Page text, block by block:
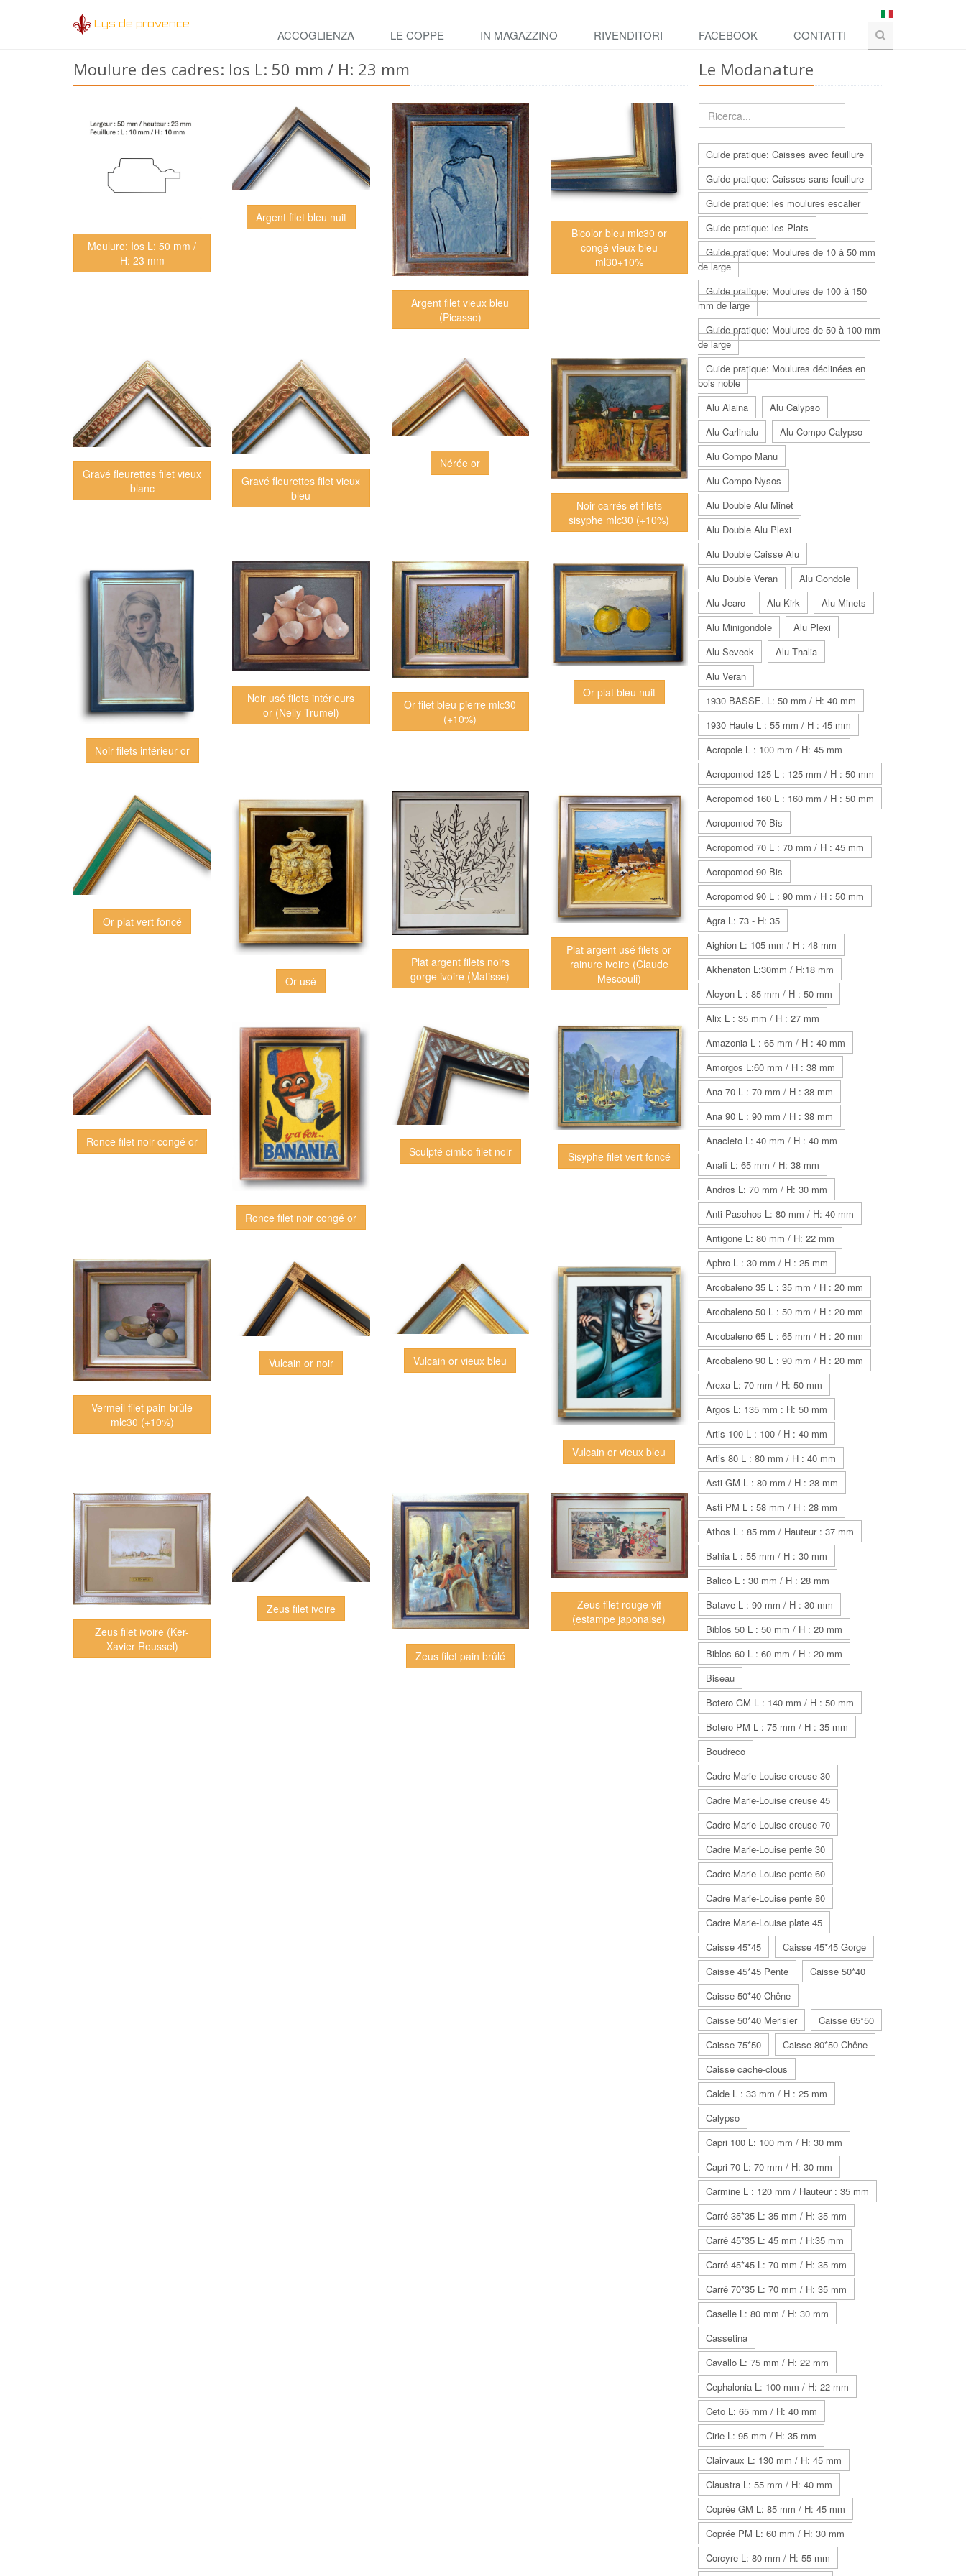
Lys de provence
ACCOGLIENZA LE COPPE IN MAGAZZINO RIVENDITORI FACEBOOK CONTATTI
Moulure des cadres: Ios L: 50 mm / H: 23 mm
Moulure: Ios L: 50 mm /
H: 23 mm
Argent filet bleu nuit
Argent filet vieux bleu
(Picasso)
Bicolor bleu mlc30 or
congé vieux bleu
ml30+10%
Gravé fleurettes filet vieux
blanc
Gravé fleurettes filet vieux
bleu
Nérée or
Noir carrés et filets
sisyphe mlc30 (+10%)
Noir filets intérieur or
Noir usé filets intérieurs
or (Nelly Trumel)
Or filet bleu pierre mlc30
(+10%)
Or plat bleu nuit
Or plat vert foncé
Or usé
Plat argent filets noirs
gorge ivoire (Matisse)
Plat argent usé filets or
rainure ivoire (Claude
Mescouli)
Ronce filet noir congé or
Ronce filet noir congé or
Sculpté cimbo filet noir Sisyphe filet vert foncé
Vermeil filet pain-brûlé
mlc30 (+10%)
Vulcain or noir Vulcain or vieux bleu
Vulcain or vieux bleu
Zeus filet ivoire (Ker-
Xavier Roussel)
Zeus filet ivoire
Zeus filet pain brûlé
Zeus filet rouge vif
(estampe japonaise)
Le Modanature
Guide pratique: Caisses avec feuillure
Guide pratique: Caisses sans feuillure
Guide pratique: les moulures escalier
Guide pratique: les Plats
Guide pratique: Moulures de 10 à 50 mm
de large
Guide pratique: Moulures de 100 à 150
mm de large
Guide pratique: Moulures de 50 à 100 mm
de large
Guide pratique: Moulures déclinées en
bois noble
Alu Alaina
Alu Calypso
Alu Carlinalu
Alu Compo Calypso
Alu Compo Manu
Alu Compo Nysos
Alu Double Alu Minet
Alu Double Alu Plexi
Alu Double Caisse Alu
Alu Double Veran
Alu Gondole
Alu Jearo
Alu Kirk
Alu Minets
Alu Minigondole
Alu Plexi
Alu Seveck
Alu Thalia
Alu Veran
1930 BASSE. L: 50 mm / H: 40 mm
1930 Haute L : 55 mm / H : 45 mm
Acropole L : 100 mm / H: 45 mm
Acropomod 125 L : 125 mm / H : 50 mm
Acropomod 160 L : 160 mm / H : 50 mm
Acropomod 70 Bis
Acropomod 70 L : 70 mm / H : 45 mm
Acropomod 90 Bis
Acropomod 90 L : 90 mm / H : 50 mm
Agra L: 73 - H: 35
Aighion L: 105 mm / H : 48 mm
Akhenaton L:30mm / H:18 mm
Alcyon L : 85 mm / H : 50 mm
Alix L : 35 mm / H : 27 mm
Amazonia L : 65 mm / H : 40 mm
Amorgos L:60 mm / H : 38 mm
Ana 70 L : 70 mm / H : 38 mm
Ana 90 L : 90 mm / H : 38 mm
Anacleto L: 40 mm / H : 40 mm
Anafi L: 65 mm / H: 38 mm
Andros L: 70 mm / H: 30 mm
Anti Paschos L: 80 mm / H: 40 mm
Antigone L: 80 mm / H: 22 mm
Aphro L : 30 mm / H : 25 mm
Arcobaleno 35 L : 35 mm / H : 20 mm
Arcobaleno 50 L : 50 mm / H : 20 mm
Arcobaleno 65 L : 65 mm / H : 20 mm
Arcobaleno 90 L : 90 mm / H : 20 mm
Arexa L: 70 mm / H: 50 mm
Argos L: 135 mm : H: 50 mm
Artis 100 L : 100 / H : 40 mm
Artis 80 L : 80 mm / H : 40 mm
Asti GM L : 80 mm / H : 28 mm
Asti PM L : 58 mm / H : 28 mm
Athos L : 85 mm / Hauteur : 37 mm
Bahia L : 55 mm / H : 30 mm
Balico L : 30 mm / H : 28 mm
Batave L : 90 mm / H : 30 mm
Biblos 50 L : 50 mm / H : 20 mm
Biblos 60 L : 60 mm / H : 20 mm
Biseau
Botero GM L : 140 mm / H : 50 mm
Botero PM L : 75 mm / H : 35 mm
Boudreco
Cadre Marie-Louise creuse 30
Cadre Marie-Louise creuse 45
Cadre Marie-Louise creuse 70
Cadre Marie-Louise pente 30
Cadre Marie-Louise pente 60
Cadre Marie-Louise pente 80
Cadre Marie-Louise plate 45
Caisse 45*45
Caisse 45*45 Gorge
Caisse 45*45 Pente
Caisse 50*40
Caisse 50*40 Chêne
Caisse 50*40 Merisier
Caisse 65*50
Caisse 75*50
Caisse 80*50 Chêne
Caisse cache-clous
Calde L : 33 mm / H : 25 mm
Calypso
Capri 100 L: 100 mm / H: 30 mm
Capri 70 L: 70 mm / H: 30 mm
Carmine L : 120 mm / Hauteur : 35 mm
Carré 35*35 L: 35 mm / H: 35 mm
Carré 45*35 L: 45 mm / H:35 mm
Carré 45*45 L: 70 mm / H: 35 mm
Carré 70*35 L: 70 mm / H: 35 mm
Caselle L: 80 mm / H: 30 mm
Cassetina
Cavallo L: 75 mm / H: 22 mm
Cephalonia L: 100 mm / H: 22 mm
Ceto L: 65 mm / H: 40 mm
Cirie L: 95 mm / H: 35 mm
Clairvaux L: 130 mm / H: 45 mm
Claustra L: 55 mm / H: 40 mm
Coprée GM L: 85 mm / H: 45 mm
Coprée PM L: 60 mm / H: 30 mm
Corcyre L: 80 mm / H: 55 mm